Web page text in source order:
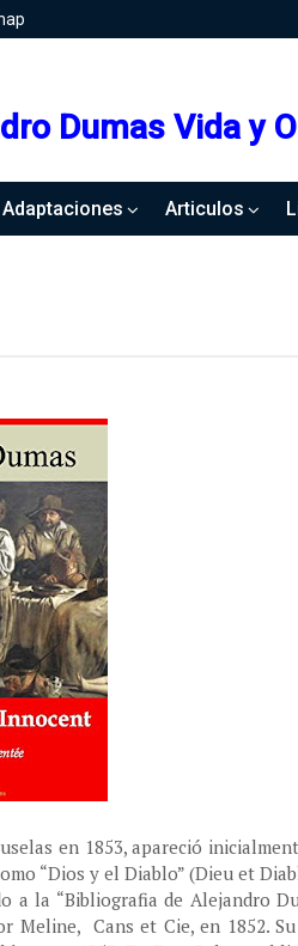
Dumas Vida y
Adaptaciones Articulos
en 1853, apareció
“Dios y el Diablo” (Dieu et
a la “Bibliografia de Alejandro
Meline, Cans et Cie, en 1852.